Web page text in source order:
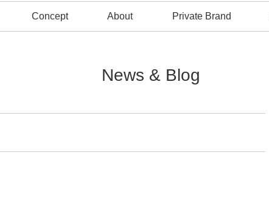
Concept About Private Brand
News & Blog